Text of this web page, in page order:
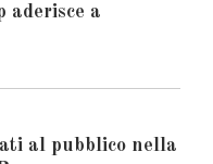
aderisce a
al pubblico nella